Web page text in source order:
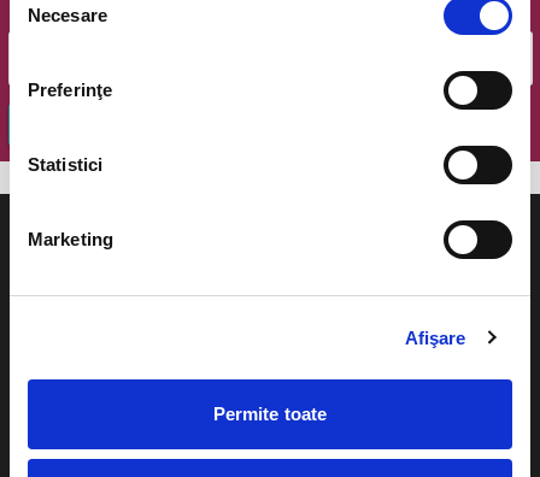
consimțământului
Necesare
Preferinţe
Statistici
Marketing
Afişare
Permite toate
Email
Cum comand bilete?
Plata online sau cash
festivaluri